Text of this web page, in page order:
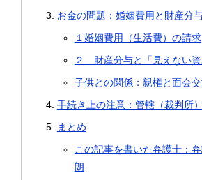
お金の問題：婚姻費用と財産分
１婚姻費用（生活費）の請求
２ 財産分与と「見えない資
子供との関係：親権と面会
手続き上の注意：管轄（裁判所
まとめ
この記事を書いた弁護士：
朗